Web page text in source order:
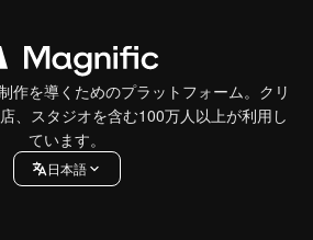
作を導くためのプラットフォーム。クリ
、スタジオを含む100万人以上が利用し
ています。
日本語